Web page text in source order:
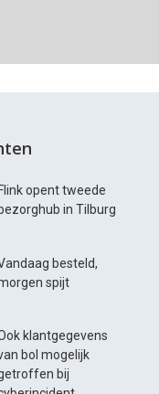
Flink opent tweede
bezorghub in Tilburg
besteld,
spijt
klantgegevens
bol mogelijk
bij